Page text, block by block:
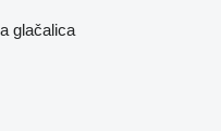
glačalica